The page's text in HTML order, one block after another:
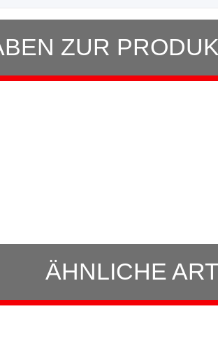
ZUR
ÄHNLICHE